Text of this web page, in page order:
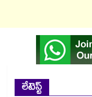
లేటెస్ట్